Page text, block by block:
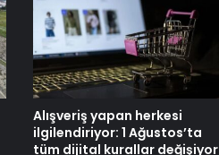
Alışveriş yapan herkesi
ilgilendiriyor: 1 Ağustos’ta
tüm dijital kurallar değişiyor